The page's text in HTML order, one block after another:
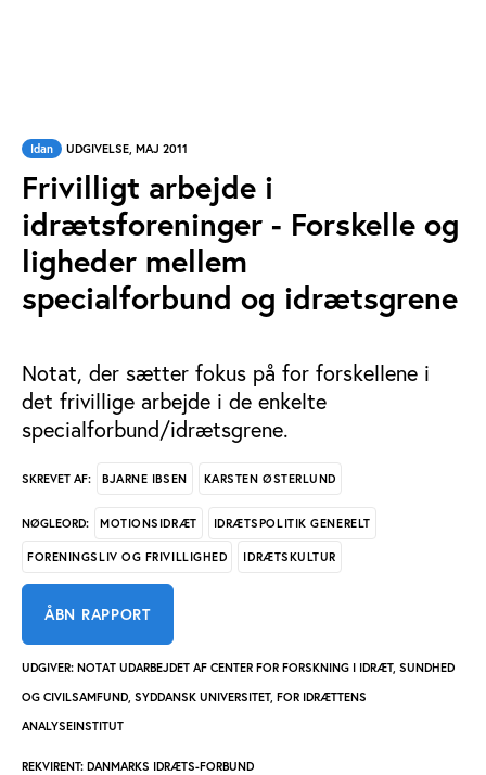
Idan UDGIVELSE, MAJ 2011
Frivilligt arbejde i
idrætsforeninger - Forskelle og
ligheder mellem
specialforbund og idrætsgrene
Notat, der sætter fokus på for forskellene i
det frivillige arbejde i de enkelte
specialforbund/idrætsgrene.
SKREVET AF: BJARNE IBSEN KARSTEN ØSTERLUND
NØGLEORD: MOTIONSIDRÆT IDRÆTSPOLITIK GENERELT
FORENINGSLIV OG FRIVILLIGHED IDRÆTSKULTUR
ÅBN RAPPORT
UDGIVER: NOTAT UDARBEJDET AF CENTER FOR FORSKNING I IDRÆT, SUNDHED
OG CIVILSAMFUND, SYDDANSK UNIVERSITET, FOR IDRÆTTENS
ANALYSEINSTITUT
REKVIRENT: DANMARKS IDRÆTS-FORBUND